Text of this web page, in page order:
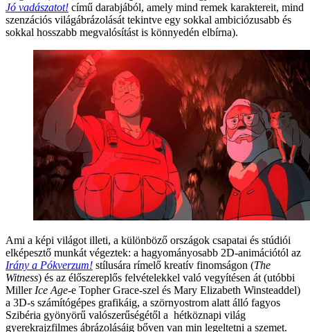
Jó vadászatot! című darabjából, amely mind remek karaktereit, mind
szenzációs világábrázolását tekintve egy sokkal ambiciózusabb és
sokkal hosszabb megvalósítást is könnyedén elbírna).
Ami a képi világot illeti, a különböző országok csapatai és stúdiói
elképesztő munkát végeztek: a hagyományosabb 2D-animációtól az
Irány a Pókverzum! stílusára rímelő kreatív finomságon (The
Witness) és az élőszereplős felvételekkel való vegyítésen át (utóbbi
Miller Ice Age-e Topher Grace-szel és Mary Elizabeth Winsteaddel)
a 3D-s számítógépes grafikáig, a szörnyostrom alatt álló fagyos
Szibéria gyönyörű valószerűségétől a hétköznapi világ
gyerekrajzfilmes ábrázolásáig bőven van min legeltetni a szemet.